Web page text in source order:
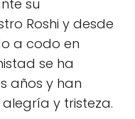
su
Roshi y desde
a codo en
se ha
años y han
y tristeza.